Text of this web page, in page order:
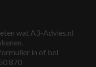
wat A3-Advies.nl
in of bel
870